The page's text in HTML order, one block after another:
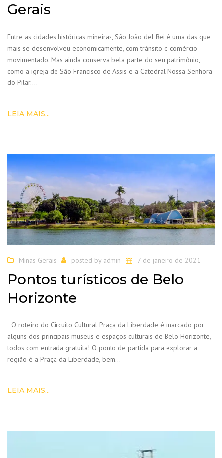
Gerais
Entre as cidades históricas mineiras, São João del Rei é uma das que
mais se desenvolveu economicamente, com trânsito e comércio
movimentado. Mas ainda conserva bela parte do seu patrimônio,
como a igreja de São Francisco de Assis e a Catedral Nossa Senhora
do Pilar….
LEIA MAIS...
Minas Gerais posted by admin 7 de janeiro de 2021
Pontos turísticos de Belo
Horizonte
O roteiro do Circuito Cultural Praça da Liberdade é marcado por
alguns dos principais museus e espaços culturais de Belo Horizonte,
todos com entrada gratuita! O ponto de partida para explorar a
região é a Praça da Liberdade, bem…
LEIA MAIS...